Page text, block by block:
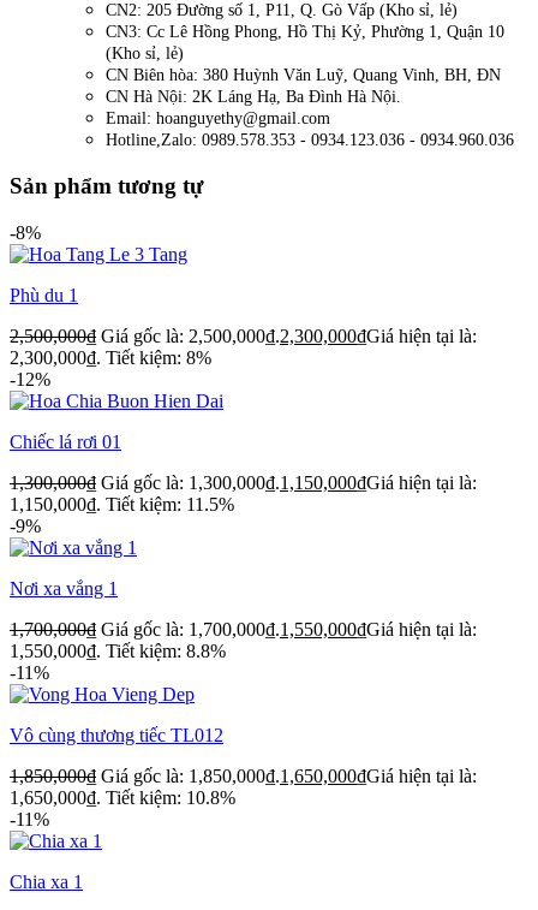
CN2: 205 Đường số 1, P11, Q. Gò Vấp (Kho sỉ, lẻ)
CN3: Cc Lê Hồng Phong, Hồ Thị Kỷ, Phường 1, Quận 10
(Kho sỉ, lẻ)
CN Biên hòa: 380 Huỳnh Văn Luỹ, Quang Vinh, BH, ĐN
CN Hà Nội: 2K Láng Hạ, Ba Đình Hà Nội.
Email: hoanguyethy@gmail.com
Hotline,Zalo: 0989.578.353 - 0934.123.036 - 0934.960.036
Sản phẩm tương tự
-8%
Phù du 1
2,500,000₫ Giá gốc là: 2,500,000₫.2,300,000₫Giá hiện tại là:
2,300,000₫. Tiết kiệm: 8%
-12%
Chiếc lá rơi 01
1,300,000₫ Giá gốc là: 1,300,000₫.1,150,000₫Giá hiện tại là:
1,150,000₫. Tiết kiệm: 11.5%
-9%
Nơi xa vắng 1
1,700,000₫ Giá gốc là: 1,700,000₫.1,550,000₫Giá hiện tại là:
1,550,000₫. Tiết kiệm: 8.8%
-11%
Vô cùng thương tiếc TL012
1,850,000₫ Giá gốc là: 1,850,000₫.1,650,000₫Giá hiện tại là:
1,650,000₫. Tiết kiệm: 10.8%
-11%
Chia xa 1